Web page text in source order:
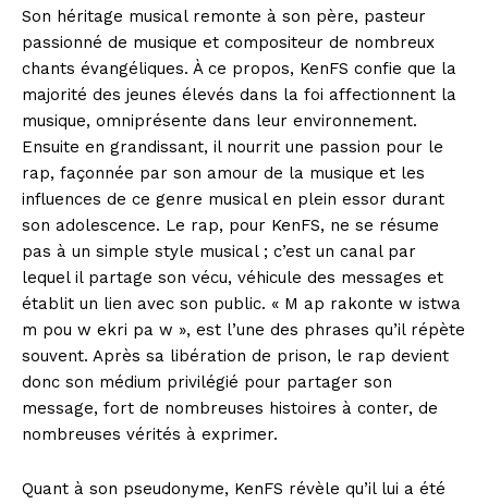
Son héritage musical remonte à son père, pasteur
passionné de musique et compositeur de nombreux
chants évangéliques. À ce propos, KenFS confie que la
majorité des jeunes élevés dans la foi affectionnent la
musique, omniprésente dans leur environnement.
Ensuite en grandissant, il nourrit une passion pour le
rap, façonnée par son amour de la musique et les
influences de ce genre musical en plein essor durant
son adolescence. Le rap, pour KenFS, ne se résume
pas à un simple style musical ; c’est un canal par
lequel il partage son vécu, véhicule des messages et
établit un lien avec son public. « M ap rakonte w istwa
m pou w ekri pa w », est l’une des phrases qu’il répète
souvent. Après sa libération de prison, le rap devient
donc son médium privilégié pour partager son
message, fort de nombreuses histoires à conter, de
nombreuses vérités à exprimer.
Quant à son pseudonyme, KenFS révèle qu’il lui a été